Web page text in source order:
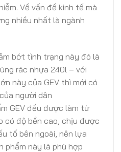
Về vấn đề kinh tế mà
nhiều nhất là ngành
bớt tình trạng này đó là
rác nhựa 240l – với
này của GEV thì mới có
người dân
GEV đều được làm từ
có độ bền cao, chịu được
tố bên ngoài, nên lựa
phẩm này là phù hợp